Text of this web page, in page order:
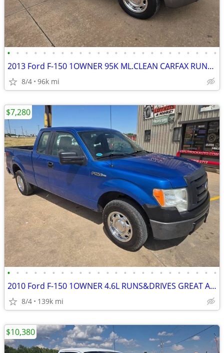
• • • • • • • • • • • • • • • • • • • • • • • •
2013 Ford F-150 1OWNER 95K ML.CLEAN CARFAX RUNS&DRIVES GREAT A/C
8/4 96k mi
• • • • • • • • • • • • • • • • • • • • • • • •
2010 Ford F-150 1OWNER 4.6L RUNS&DRIVES GREAT A/C COLD BEDLINER
8/4 139k mi
$7,280
$10,380